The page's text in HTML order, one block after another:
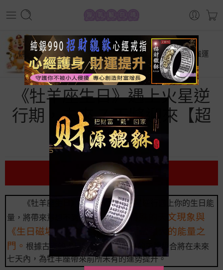
首頁
星座運勢
《牡羊座生日》遇上火星逆行期，未來 7 天將迎來【超強運
勢】！
《牡羊座生日》遇上火星逆
行期，未來 7 天將迎來【超
強運勢】！
前言
《牡羊座生日》的朋友們，當火星逆行遇上你的生日能
量，將帶來意想不到的驚喜。這段特殊的天文現象與
《生日磁場》完美共振，為你開啟強大的能量之
門。 根據古老的占星智慧，這種罕見的天體組合將在未來
七天內，為牡羊座帶來前所未有的運勢提升。